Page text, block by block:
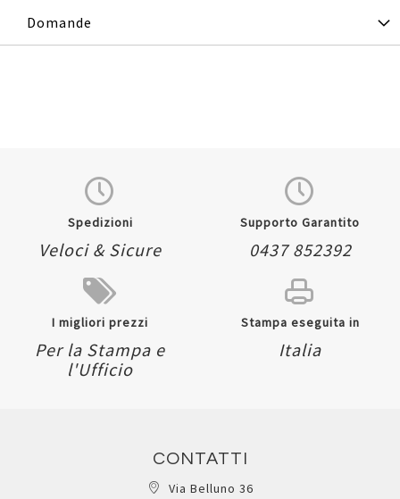
Domande
Spedizioni
Veloci & Sicure
Supporto Garantito
0437 852392
I migliori prezzi
Per la Stampa e
l'Ufficio
Stampa eseguita in
Italia
CONTATTI
Via Belluno 36